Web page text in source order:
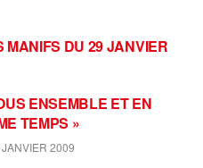
DU 29 JANVIER
ENSEMBLE ET EN
TEMPS »
2009